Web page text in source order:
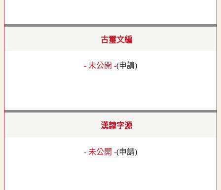
古璽文編
- 未公開 -(申請)
漢隸字源
- 未公開 -(申請)